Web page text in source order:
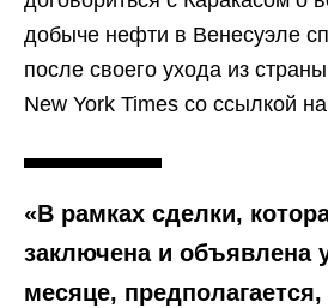
добыче нефти в Венесуэле
после своего ухода из
New York Times со ссылкой
«В рамках сделки,
заключена и объявлена
месяце,